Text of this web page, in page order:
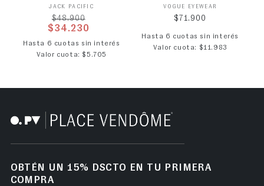
Proveedor:
JACK PACIFIC
Precio habitual
$48.900
$34.230
Precio de oferta
Hasta 6 cuotas sin interés
Valor cuota: $5.705
Proveedor:
VOGUE EYEWEAR
Precio habitual
$71.900
Hasta 6 cuotas sin interés
Valor cuota: $11.983
OBTÉN UN 15% DSCTO EN TU PRIMERA
COMPRA